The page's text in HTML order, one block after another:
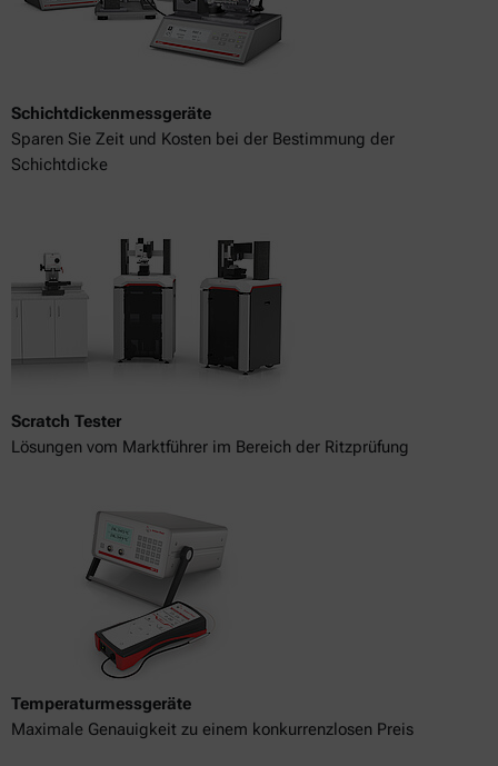
Schichtdickenmessgeräte
Sparen Sie Zeit und Kosten bei der Bestimmung der
Schichtdicke
Scratch Tester
Lösungen vom Marktführer im Bereich der Ritzprüfung
Temperaturmessgeräte
Maximale Genauigkeit zu einem konkurrenzlosen Preis